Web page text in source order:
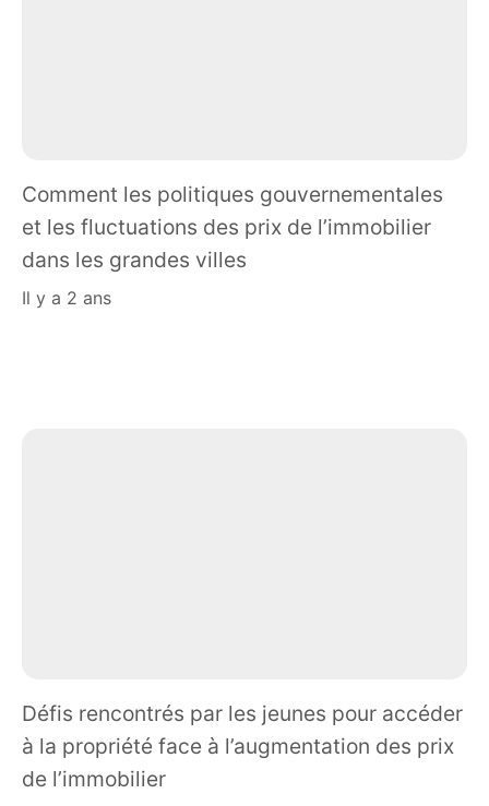
Comment les politiques gouvernementales
et les fluctuations des prix de l’immobilier
dans les grandes villes
il y a 2 ans
Défis rencontrés par les jeunes pour accéder
à la propriété face à l’augmentation des prix
de l’immobilier